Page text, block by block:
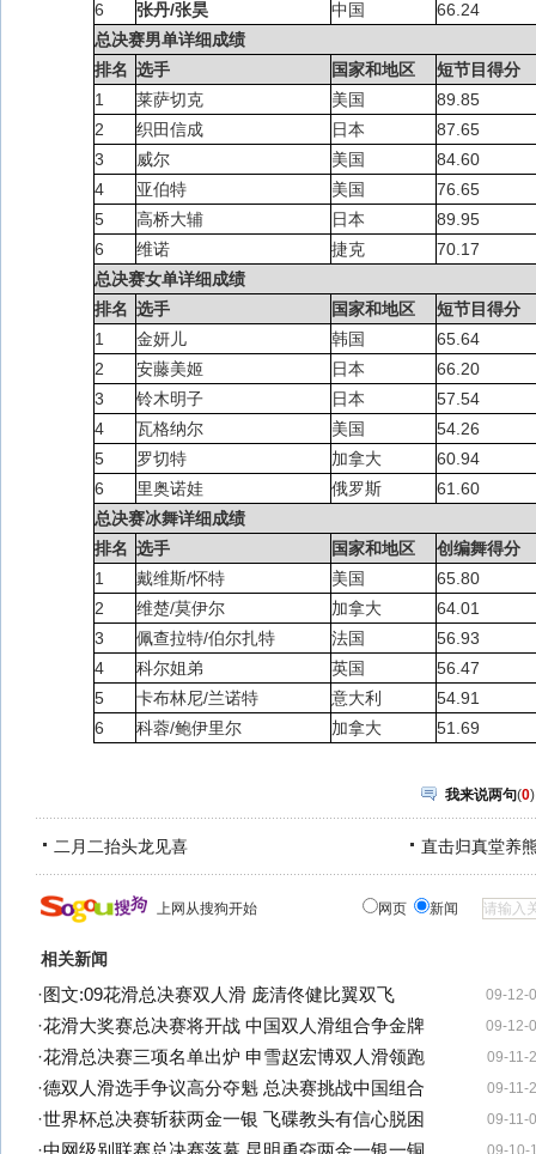
6
张丹/张昊 中国
66.24
总决赛男单详细成绩
排名 选手 国家和地区
短节目得分
1
莱萨切克 美国
89.85
2
织田信成 日本
87.65
3
威尔 美国
84.60
4
亚伯特 美国
76.65
5
高桥大辅 日本
89.95
6
维诺 捷克
70.17
总决赛女单详细成绩
排名 选手 国家和地区
短节目得分
1
金妍儿 韩国
65.64
2
安藤美姬 日本
66.20
3
铃木明子 日本
57.54
4
瓦格纳尔 美国
54.26
5
罗切特 加拿大
60.94
6
里奥诺娃 俄罗斯
61.60
总决赛冰舞详细成绩
排名 选手 国家和地区
创编舞得分
1
戴维斯/怀特 美国
65.80
2
维楚/莫伊尔 加拿大
64.01
3
佩查拉特/伯尔扎特 法国
56.93
4
科尔姐弟 英国
56.47
5
卡布林尼/兰诺特 意大利
54.91
6
科蓉/鲍伊里尔 加拿大 51.69
我来说两句(0)
二月二抬头龙见喜 直击归真堂养
上网从搜狗开始 网页 新闻
相关新闻
09-12-
· 图文:09花滑总决赛双人滑 庞清佟健比翼双飞
09-12-
·花滑大奖赛总决赛将开战 中国双人滑组合争金牌
09-11-
·花滑总决赛三项名单出炉 申雪赵宏博双人滑领跑
09-11-
·德双人滑选手争议高分夺魁 总决赛挑战中国组合
09-11-
·世界杯总决赛斩获两金一银 飞碟教头有信心脱困
09-10-